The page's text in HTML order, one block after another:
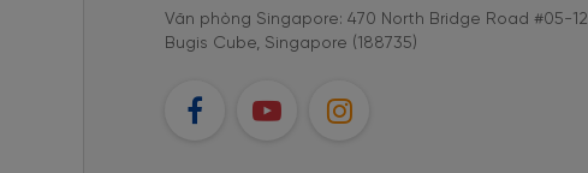
Văn phòng Singapore: 470 North Bridge Road #05-12
Bugis Cube, Singapore (188735)
FB YT IG